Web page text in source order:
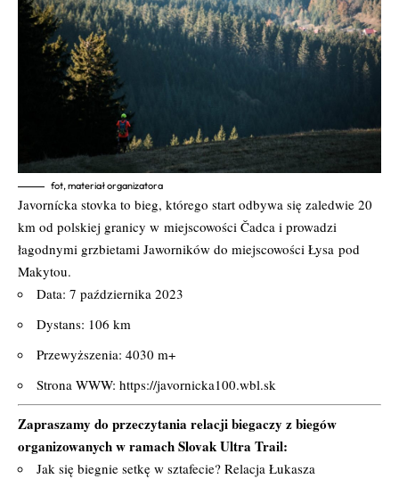
fot, materiał organizatora
Javornícka stovka to bieg, którego start odbywa się zaledwie 20
km od polskiej granicy w miejscowości Čadca i prowadzi
łagodnymi grzbietami Jaworników do miejscowości Łysa pod
Makytou.
Data: 7 października 2023
Dystans: 106 km
Przewyższenia: 4030 m+
Strona WWW: https://javornicka100.wbl.sk
Zapraszamy do przeczytania relacji biegaczy z biegów
organizowanych w ramach Slovak Ultra Trail:
Jak się biegnie setkę w sztafecie? Relacja Łukasza